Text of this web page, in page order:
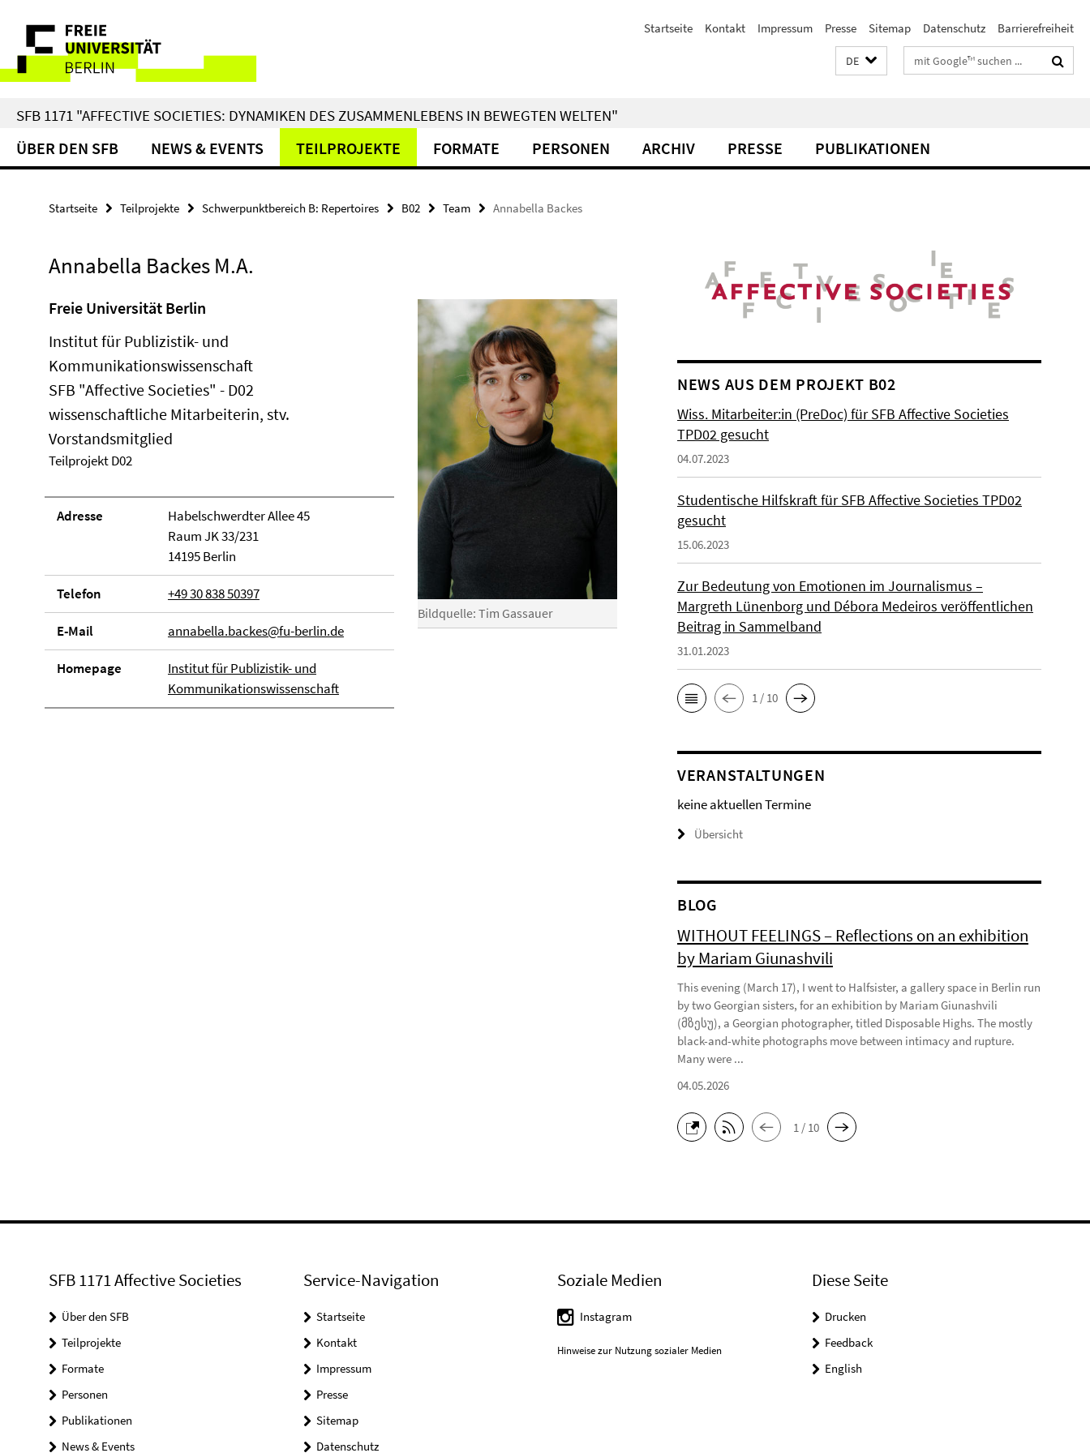
direkt
Inhalt
Service-
Navigation
Startseite Kontakt Impressum Presse Sitemap Datenschutz Barrierefreiheit
DE Suchbegriffe
SFB 1171 "AFFECTIVE SOCIETIES: DYNAMIKEN DES ZUSAMMENLEBENS IN BEWEGTEN WELTEN"
ÜBER DEN SFB NEWS & EVENTS TEILPROJEKTE FORMATE PERSONEN ARCHIV PRESSE PUBLIKATIONEN
Startseite Teilprojekte Schwerpunktbereich B: Repertoires B02 Team Annabella Backes
Annabella Backes M.A.
Bildquelle: Tim Gassauer
Freie Universität Berlin
Institut für Publizistik- und
Kommunikationswissenschaft
SFB "Affective Societies" - D02
wissenschaftliche Mitarbeiterin, stv.
Vorstandsmitglied
Teilprojekt D02
Adresse
Habelschwerdter Allee 45
Raum JK 33/231
14195 Berlin
Telefon +49 30 838 50397
E-Mail annabella.backes@fu-berlin.de
Homepage
Institut für Publizistik- und
Kommunikationswissenschaft
NEWS AUS DEM PROJEKT B02
Wiss. Mitarbeiter:in (PreDoc) für SFB Affective Societies
TPD02 gesucht
04.07.2023
Studentische Hilfskraft für SFB Affective Societies TPD02
gesucht
15.06.2023
Zur Bedeutung von Emotionen im Journalismus –
Margreth Lünenborg und Débora Medeiros veröffentlichen
Beitrag in Sammelband
31.01.2023
1 / 10
VERANSTALTUNGEN
keine aktuellen Termine
Übersicht
BLOG
WITHOUT FEELINGS – Reflections on an exhibition
by Mariam Giunashvili
This evening (March 17), I went to Halfsister, a gallery space in Berlin run
by two Georgian sisters, for an exhibition by Mariam Giunashvili
(მზესუ), a Georgian photographer, titled Disposable Highs. The mostly
black-and-white photographs move between intimacy and rupture.
Many were ...
04.05.2026
1 / 10
SFB 1171 Affective Societies
Über den SFB
Teilprojekte
Formate
Personen
Publikationen
News & Events
Service-Navigation
Startseite
Kontakt
Impressum
Presse
Sitemap
Datenschutz
Soziale Medien
Instagram
Hinweise zur Nutzung sozialer Medien
Diese Seite
Drucken
Feedback
English